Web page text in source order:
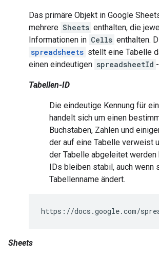
Das primäre Objekt in Google
mehrere Sheets enthalten, die
Informationen in Cells enthalten.
spreadsheets stellt eine Tabelle
einen eindeutigen spreadsheetId
Tabellen-ID
Die eindeutige Kennung für
handelt sich um einen
Buchstaben, Zahlen und
der auf eine Tabelle verweist
der Tabelle abgeleitet werden
IDs bleiben stabil, auch wenn
Tabellenname ändert.
https://docs.google.com/
Sheets